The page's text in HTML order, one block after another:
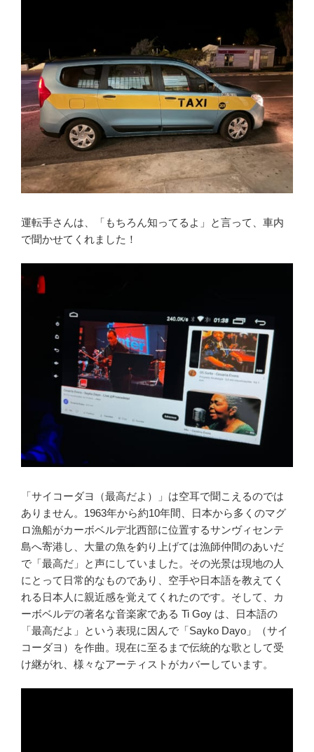
運転手さんは、「もちろん知ってるよ」と言って、車内
で聞かせてくれました！
「サイコーダヨ（最高だよ）」は空耳で聞こえるのでは
ありません。1963年から約10年間、日本から多くのマグ
ロ漁船がカーボベルデ北西部に位置するサンヴィセンテ
島へ寄港し、大量の魚を釣り上げては漁師仲間のあいだ
で「最高だ」と声にしていました。その光景は現地の人
にとって日常的なものであり、空手や日本語を教えてく
れる日本人に親近感を覚えてくれたのです。そして、カ
ーボベルデの著名な音楽家である Ti Goy は、日本語の
「最高だよ」という表現に因んで「Sayko Dayo」（サイ
コーダヨ）を作曲。現在に至るまで伝統的な歌として受
け継がれ、様々なアーティストがカバーしています。